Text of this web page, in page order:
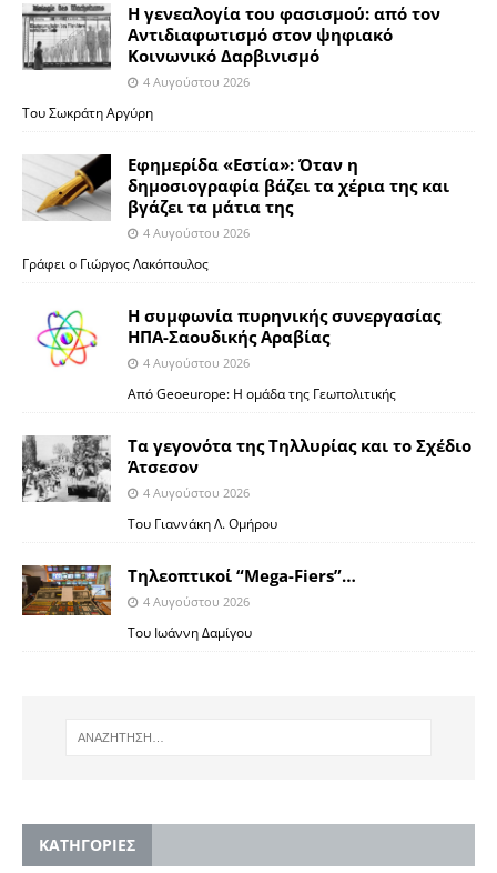
Η γενεαλογία του φασισμού: από τον
Αντιδιαφωτισμό στον ψηφιακό
Κοινωνικό Δαρβινισμό
4 Αυγούστου 2026
Του Σωκράτη Αργύρη
Εφημερίδα «Εστία»: Όταν η
δημοσιογραφία βάζει τα χέρια της και
βγάζει τα μάτια της
4 Αυγούστου 2026
Γράφει ο Γιώργος Λακόπουλος
Η συμφωνία πυρηνικής συνεργασίας
ΗΠΑ-Σαουδικής Αραβίας
4 Αυγούστου 2026
Από Geoeurope: H ομάδα της Γεωπολιτικής
Τα γεγονότα της Τηλλυρίας και το Σχέδιο
Άτσεσον
4 Αυγούστου 2026
Toυ Γιαννάκη Λ. Ομήρου
Tηλεοπτικοί “Mega-Fiers”…
4 Αυγούστου 2026
Toυ Ιωάννη Δαμίγου
KΑΤΗΓΟΡΙΕΣ